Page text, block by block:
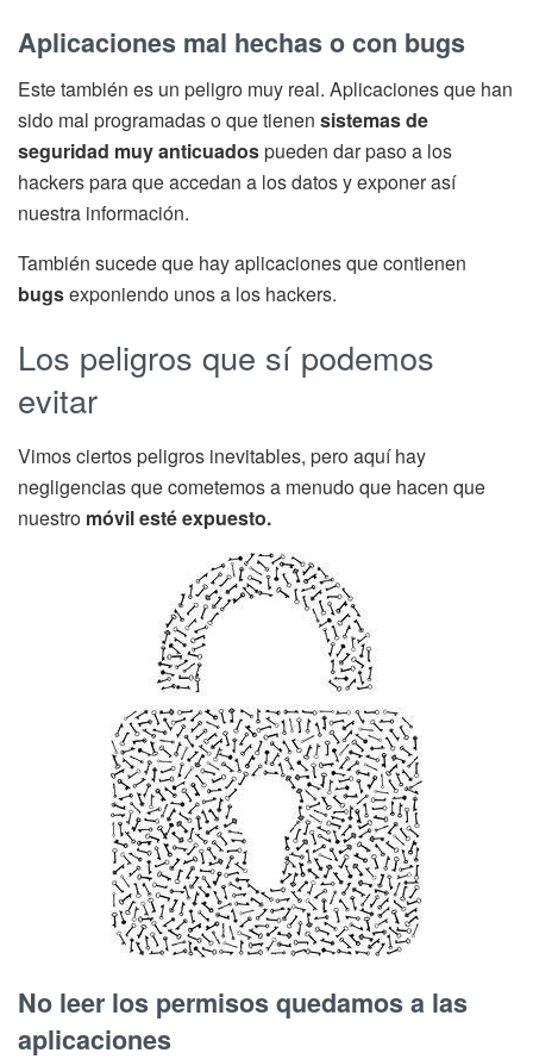
Aplicaciones mal hechas o con bugs
Este también es un peligro muy real. Aplicaciones que han
sido mal programadas o que tienen sistemas de
seguridad muy anticuadospueden dar paso a los
hackers para que accedan a los datos y exponer así
nuestra información.
También sucede que hay aplicaciones que contienen
bugsexponiendo unos a los hackers.
Los peligros que sí podemos
evitar
Vimos ciertos peligros inevitables, pero aquí hay
negligencias que cometemos a menudo que hacen que
nuestro móvil esté expuesto.
No leer los permisos quedamos a las
aplicaciones